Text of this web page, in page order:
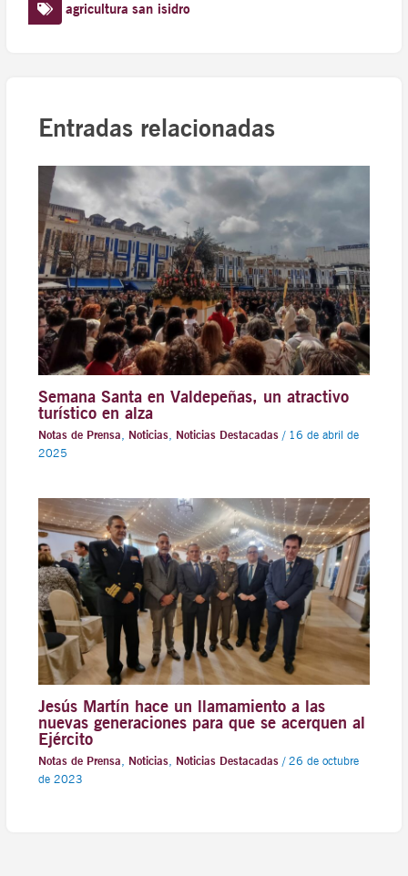
agricultura san isidro
Entradas relacionadas
Semana Santa en Valdepeñas, un atractivo
turístico en alza
Notas de Prensa, Noticias, Noticias Destacadas/ 16 de abril de
2025
Jesús Martín hace un llamamiento a las
nuevas generaciones para que se acerquen al
Ejército
Notas de Prensa, Noticias, Noticias Destacadas/ 26 de octubre
de 2023